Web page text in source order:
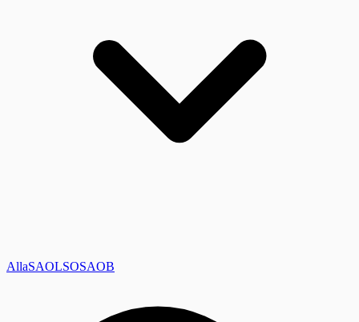
AllaSAOLSOSAOB